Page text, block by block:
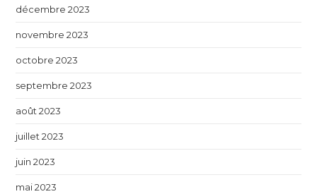
décembre 2023
novembre 2023
octobre 2023
septembre 2023
août 2023
juillet 2023
juin 2023
mai 2023